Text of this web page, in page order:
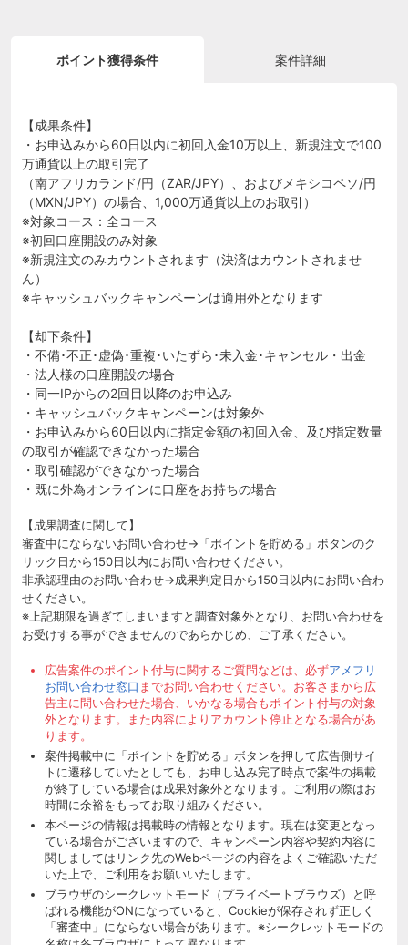
ポイント獲得条件 案件詳細
【成果条件】
・お申込みから60日以内に初回入金10万以上、新規注文で100
万通貨以上の取引完了
（南アフリカランド/円（ZAR/JPY）、およびメキシコペソ/円
（MXN/JPY）の場合、1,000万通貨以上のお取引）
※対象コース：全コース
※初回口座開設のみ対象
※新規注文のみカウントされます（決済はカウントされませ
ん）
※キャッシュバックキャンペーンは適用外となります
【却下条件】
・不備･不正･虚偽･重複･いたずら･未入金･キャンセル・出金
・法人様の口座開設の場合
・同一IPからの2回目以降のお申込み
・キャッシュバックキャンペーンは対象外
・お申込みから60日以内に指定金額の初回入金、及び指定数量
の取引が確認できなかった場合
・取引確認ができなかった場合
・既に外為オンラインに口座をお持ちの場合
【成果調査に関して】
審査中にならないお問い合わせ→「ポイントを貯める」ボタンのク
リック日から150日以内にお問い合わせください。
非承認理由のお問い合わせ→成果判定日から150日以内にお問い合わ
せください。
※上記期限を過ぎてしまいますと調査対象外となり、お問い合わせを
お受けする事ができませんのであらかじめ、ご了承ください。
広告案件のポイント付与に関するご質問などは、必ずアメフリ
お問い合わせ窓口 までお問い合わせください。お客さまから広
告主に問い合わせた場合、いかなる場合もポイント付与の対象
外となります。また内容によりアカウント停止となる場合があ
ります。
案件掲載中に「ポイントを貯める」ボタンを押して広告側サイ
トに遷移していたとしても、お申し込み完了時点で案件の掲載
が終了している場合は成果対象外となります。ご利用の際はお
時間に余裕をもってお取り組みください。
本ページの情報は掲載時の情報となります。現在は変更となっ
ている場合がございますので、キャンペーン内容や契約内容に
関しましてはリンク先のWebページの内容をよくご確認いただ
いた上で、ご利用をお願いいたします。
ブラウザのシークレットモード（プライベートブラウズ）と呼
ばれる機能がONになっていると、Cookieが保存されず正しく
「審査中」にならない場合があります。※シークレットモードの